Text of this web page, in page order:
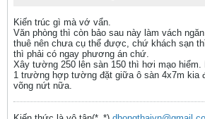
Kiến trúc gì mà vớ vẩn.
Văn phòng thì còn bảo sau này làm vách
thuê nên chưa cụ thể được, chứ khách sạn
thì phải có ngay phương án chứ.
Xây tường 250 lên sàn 150 thì hơi mạo
1 trường hợp tường đặt giữa ô sàn 4x7m kia
võng nứt nữa.